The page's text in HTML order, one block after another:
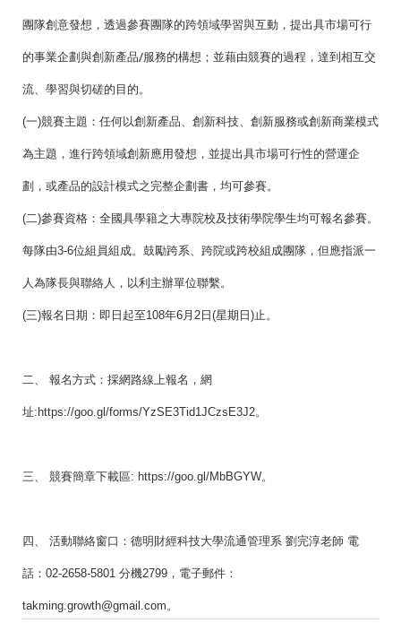
團隊創意發想，透過參賽團隊的跨領域學習與互動，提出具市場可行
的事業企劃與創新產品/服務的構想；並藉由競賽的過程，達到相互交
流、學習與切磋的目的。
(一)競賽主題：任何以創新產品、創新科技、創新服務或創新商業模式
為主題，進行跨領域創新應用發想，並提出具市場可行性的營運企
劃，或產品的設計模式之完整企劃書，均可參賽。
(二)參賽資格：全國具學籍之大專院校及技術學院學生均可報名參賽。
每隊由3-6位組員組成。鼓勵跨系、跨院或跨校組成團隊，但應指派一
人為隊長與聯絡人，以利主辦單位聯繫。
(三)報名日期：即日起至108年6月2日(星期日)止。
二、 報名方式：採網路線上報名，網
址:https://goo.gl/forms/YzSE3Tid1JCzsE3J2。
三、 競賽簡章下載區: https://goo.gl/MbBGYW。
四、 活動聯絡窗口：德明財經科技大學流通管理系 劉完淳老師 電
話：02-2658-5801 分機2799，電子郵件：
takming.growth@gmail.com。